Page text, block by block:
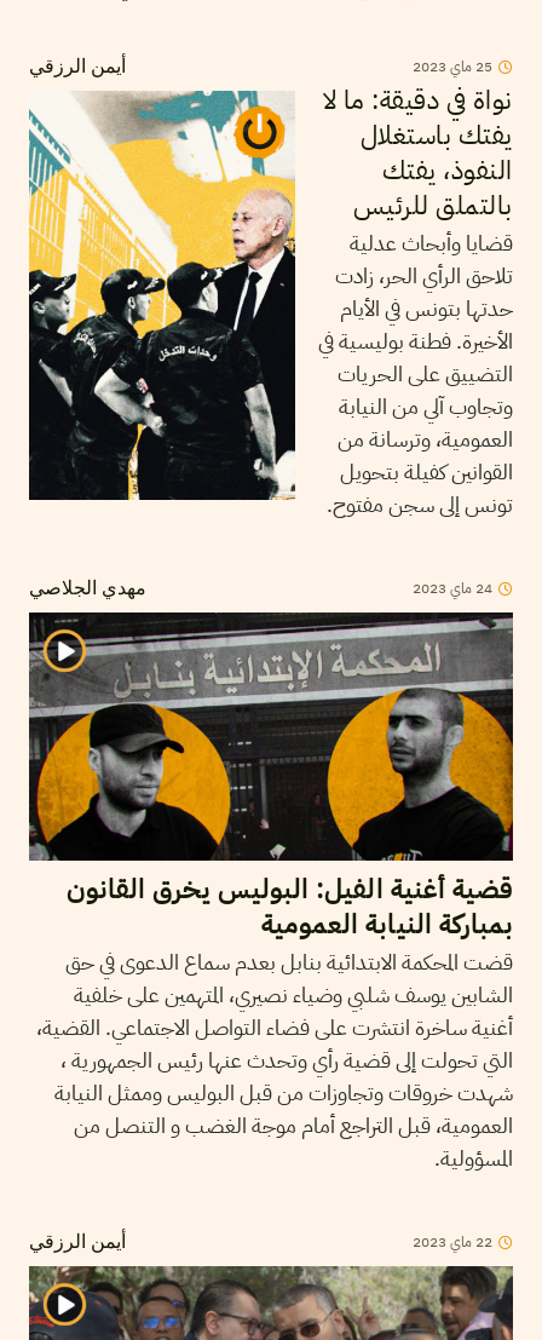
أيمن الرزقي 25 ماي 2023
نواة في دقيقة: ما لا
يفتك باستغلال
النفوذ، يفتك
بالتملق للرئيس
قضايا وأبحاث عدلية
تلاحق الرأي الحر، زادت
حدتها بتونس في الأيام
الأخيرة. فطنة بوليسية في
التضييق على الحريات
وتجاوب آلي من النيابة
العمومية، وترسانة من
القوانين كفيلة بتحويل
تونس إلى سجن مفتوح.
مهدي الجلاصي 24 ماي 2023
قضية أغنية الفيل: البوليس يخرق القانون
بمباركة النيابة العمومية
قضت المحكمة الابتدائية بنابل بعدم سماع الدعوى في حق
الشابين يوسف شلبي وضياء نصيري، المتهمين على خلفية
أغنية ساخرة انتشرت على فضاء التواصل الاجتماعي. القضية،
التي تحولت إلى قضية رأي وتحدث عنها رئيس الجمهورية ،
شهدت خروقات وتجاوزات من قبل البوليس وممثل النيابة
العمومية، قبل التراجع أمام موجة الغضب و التنصل من
المسؤولية.
أيمن الرزقي 22 ماي 2023